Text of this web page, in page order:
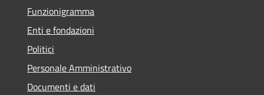
Funzionigramma
Enti e fondazioni
Politici
Personale Amministrativo
Documenti e dati